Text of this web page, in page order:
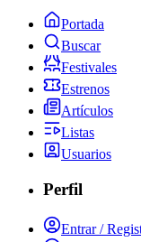
Portada
Buscar
Festivales
Estrenos
Artículos
Listas
Usuarios
Perfil
Entrar /